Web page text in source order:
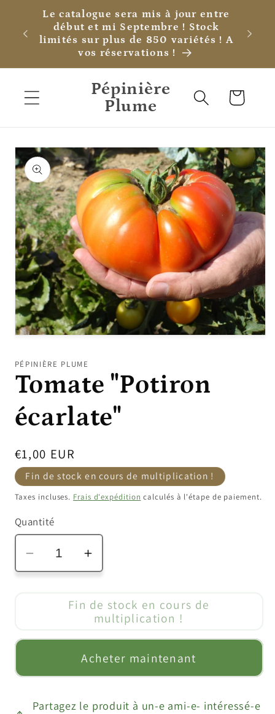
passer
au
contenu
Le catalogue sera mis à jour entre
début et mi Septembre ! Stock
limités sur plus de 850 variétés ! A
vos réservations !
Pépinière
Plume
Panier
Passer aux
informations
produits
Ouvrir
1
dans
fenêtre
PÉPINIÈRE PLUME
Tomate "Potiron
écarlate"
Prix
habituel
€1,00 EUR
Fin de stock en cours de multiplication !
Taxes incluses. Frais d'expédition calculés à l'étape de paiement.
Quantité
Réduire
la
&quot;Potiron
écarlate&quot;
Augmenter
la
de
Tomate
&quot;Potiron
écarlate&quot;
Fin de stock en cours de
multiplication !
Acheter maintenant
Partagez le produit à un-e ami-e- intéressé-e